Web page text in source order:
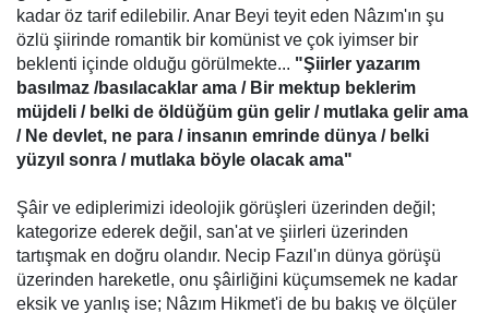
kadar öz tarif edilebilir. Anar Beyi teyit eden Nâzım'ın şu
özlü şiirinde romantik bir komünist ve çok iyimser bir
beklenti içinde olduğu görülmekte... "Şiirler yazarım
basılmaz /basılacaklar ama / Bir mektup beklerim
müjdeli / belki de öldüğüm gün gelir / mutlaka gelir ama
/ Ne devlet, ne para / insanın emrinde dünya / belki
yüzyıl sonra / mutlaka böyle olacak ama"
Şâir ve ediplerimizi ideolojik görüşleri üzerinden değil;
kategorize ederek değil, san'at ve şiirleri üzerinden
tartışmak en doğru olandır. Necip Fazıl'ın dünya görüşü
üzerinden hareketle, onu şâirliğini küçumsemek ne kadar
eksik ve yanlış ise; Nâzım Hikmet'i de bu bakış ve ölçüler